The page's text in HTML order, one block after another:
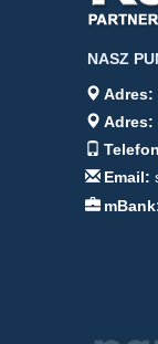
NASZ
Adres:
Adres:
Email: